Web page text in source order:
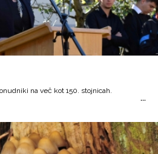
na več kot 150. stojnicah.